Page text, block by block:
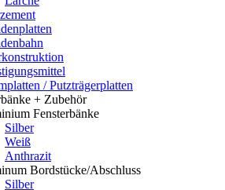
/ Putzträgerplatten
+ Zubehör
Fensterbänke
Silber
Weiß
Anthrazit
Bordstücke/Abschluss
Silber